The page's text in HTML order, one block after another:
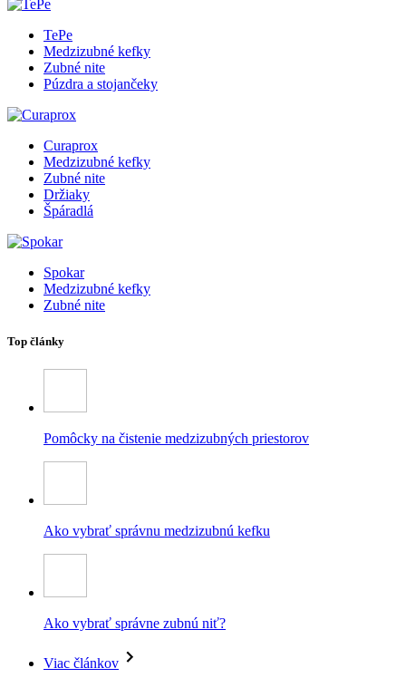
TePe
Medzizubné kefky
Zubné nite
Púzdra a stojančeky
Curaprox
Medzizubné kefky
Zubné nite
Držiaky
Špáradlá
Spokar
Medzizubné kefky
Zubné nite
Top články
Pomôcky na čistenie medzizubných priestorov
Ako vybrať správnu medzizubnú kefku
Ako vybrať správne zubnú niť?
Viac článkov